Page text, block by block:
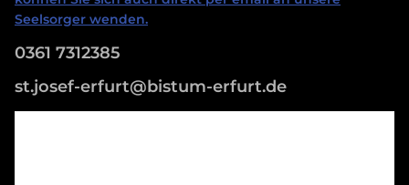
Seelsorger wenden.
0361 7312385
st.josef-erfurt@bistum-erfurt.de